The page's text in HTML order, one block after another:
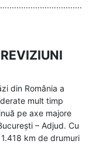
din România a
mult timp
pe axe majore
– Adjud. Cu
km de drumuri